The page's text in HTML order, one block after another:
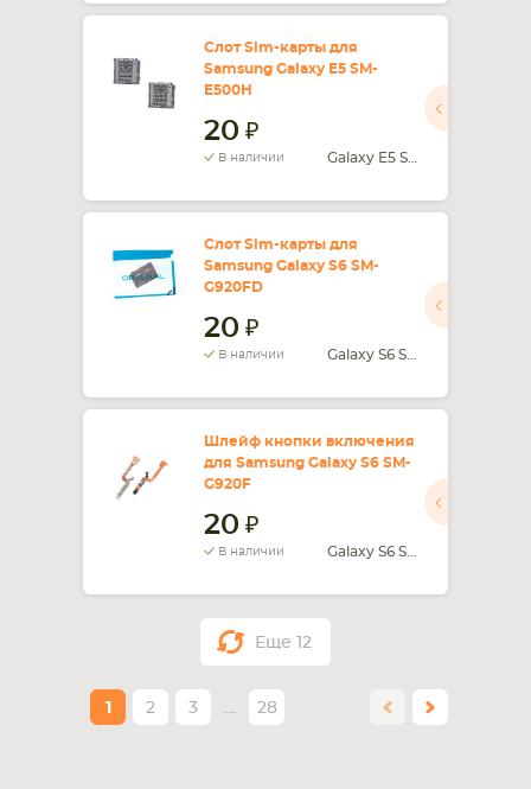
Слот Sim-карты для
Samsung Galaxy E5 SM-
E500H
20
В наличии
Слот Sim-карты для
Samsung Galaxy S6 SM-
G920FD
20
В наличии
Шлейф кнопки включения
для Samsung Galaxy S6 SM-
G920F
20
В наличии
Еще 12
1 2 3 … 28